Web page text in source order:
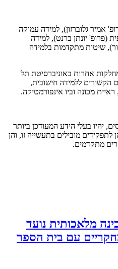
אמיר גלוברזון), למידה עמוקה
(פרופ' יונתן ברנט), למידה
שיטות מתקדמות בלמידה
אחרות באוניברסיטת תל
הקשורים ללמידה חישובית,
מכונה וביו אינפורמטיקה.
יהיו בעלי הידע המעודכן ביותר
לתפקידים מובילים בתעשייה זו, והן
מתקדמים.
מלאכותית נועד
עם בית הספר